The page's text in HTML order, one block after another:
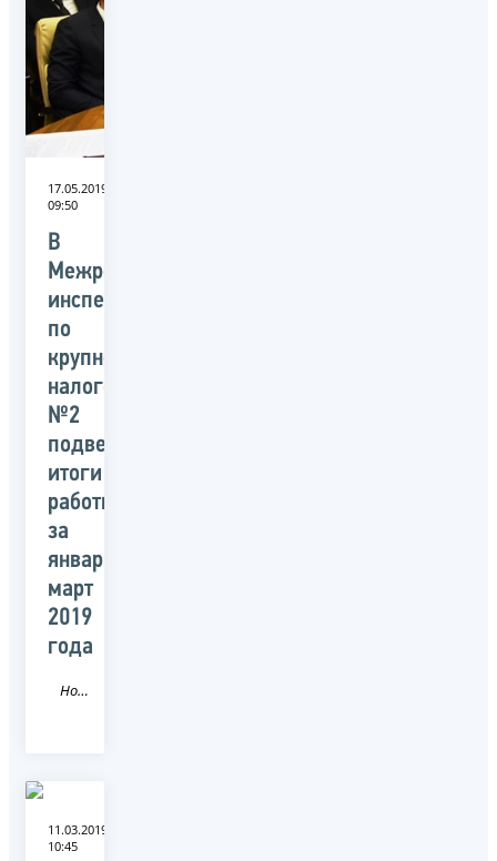
17.05.2019
09:50
В
Межрегиональной
инспекции
по
крупнейшим
налогоплательщикам
№2
подвели
итоги
работы
за
январь-
март
2019
года
Новость
11.03.2019
10:45